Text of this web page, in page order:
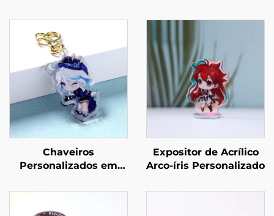
Chaveiros
Personalizados em
Expositor de Acrílico
Arco-íris Personalizado